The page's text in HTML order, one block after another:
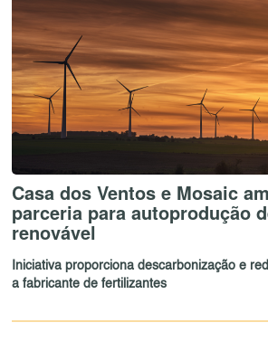
Casa dos Ventos e Mosaic
parceria para autoprodução
renovável
Iniciativa proporciona descarbonização e
a fabricante de fertilizantes